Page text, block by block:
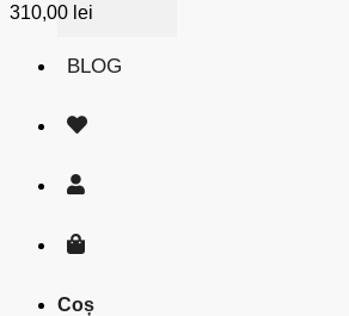
BLOG
Coș
310,00 lei